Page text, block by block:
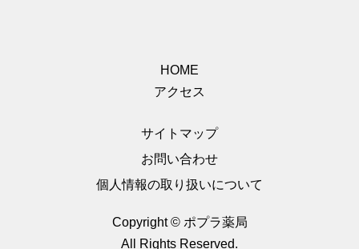
HOME
アクセス
サイトマップ
お問い合わせ
個人情報の取り扱いについて
Copyright © ポプラ薬局
All Rights Reserved.